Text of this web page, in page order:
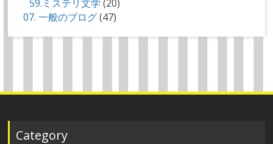
59.ミステリ文学 (20)
07. 一般のブログ(47)
Category